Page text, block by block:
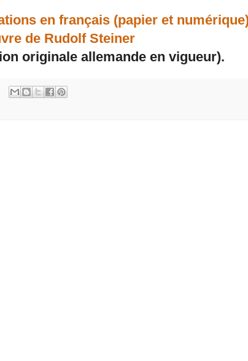
en français (papier et
de Rudolf Steiner
originale allemande en vigueur).